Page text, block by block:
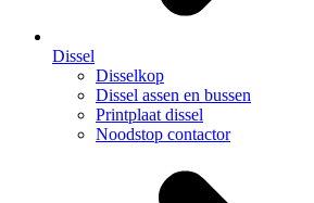
Dissel
Disselkop
Dissel assen en bussen
Printplaat dissel
Noodstop contactor